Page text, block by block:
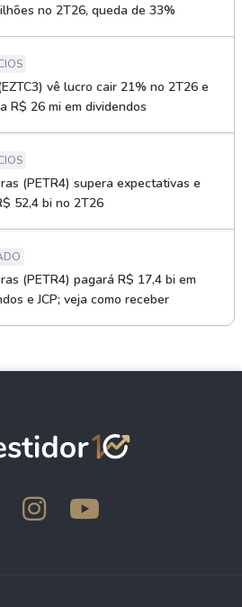
no 2T26, queda de 33%
vê lucro cair 21% no 2T26 e
R$ 26 mi em dividendos
(PETR4) supera expectativas e
52,4 bi no 2T26
(PETR4) pagará R$ 17,4 bi em
e JCP; veja como receber